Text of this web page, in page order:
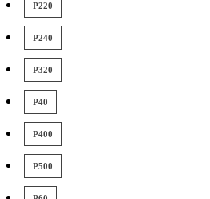
P220
P240
P320
P40
P400
P500